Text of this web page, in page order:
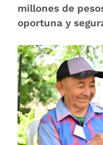
millones de
oportuna y